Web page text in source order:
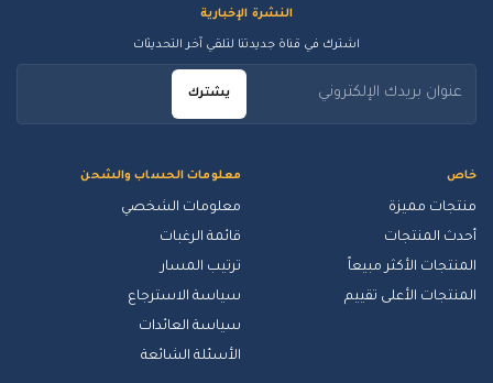
خاص
منتجات مميزة
أحدث المنتجات
المنتجات الأكثر مبيعاً
المنتجات الأعلى تقييم
معلومات الحساب والشحن
معلومات الشخصي
قائمة الرغبات
ترتيب المسار
سياسة الاسترجاع
سياسة العائدات
الأسئلة الشائعة
النشرة الإخبارية
اشترك في قناة جديدتنا لتلقي آخر التحديثات
يشترك